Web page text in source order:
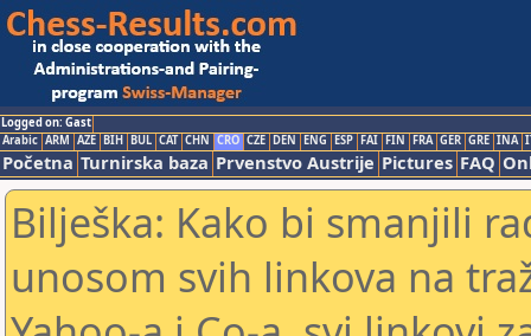
Logged on: Gast
Arabic ARM AZE BIH BUL CAT CHN CRO CZE DEN ENG ESP FAI FIN FRA GER GRE INA
Početna Turnirska baza Prvenstvo Austrije Pictures FAQ
Bilješka: Kako bi smanjili
unosom svih linkova na